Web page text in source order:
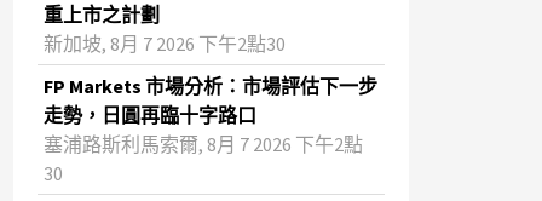
重上市之計劃
新加坡, 8月 7 2026 下午2點30
FP Markets 市場分析：市場評估下一步
走勢，日圓再臨十字路口
塞浦路斯利馬索爾, 8月 7 2026 下午2點
30